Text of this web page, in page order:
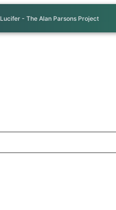
Lucifer - The Alan Parsons Project